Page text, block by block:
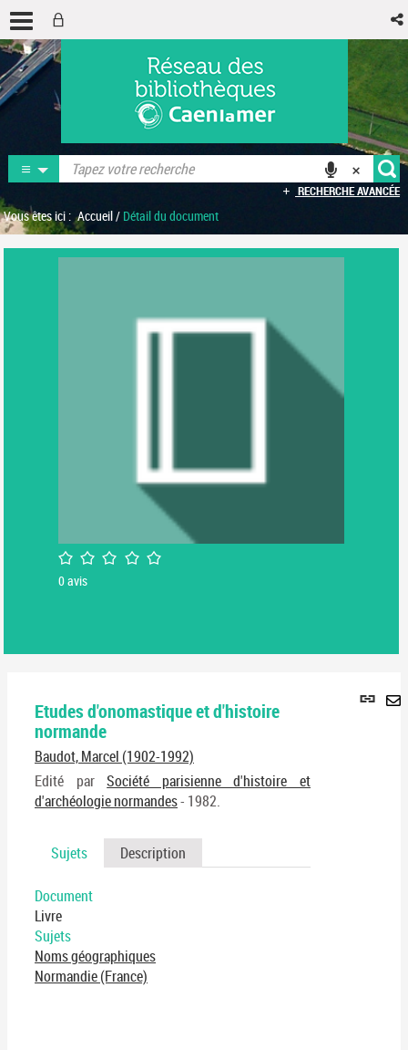
RECHERCHE AVANCÉE
Vous êtes ici : Accueil/ Détail du document
/5
0avis
Lien
Etudes d'onomastique et d'histoire
normande
Baudot, Marcel (1902-1992)
Edité parSociété parisienne d'histoire et
d'archéologie normandes- 1982.
Sujets Description
Document
Livre
Sujets
Noms géographiques
Normandie (France)